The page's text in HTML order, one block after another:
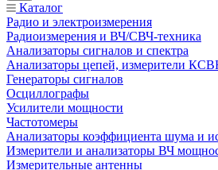
Каталог
Радио и электроизмерения
Радиоизмерения и ВЧ/СВЧ-техника
Анализаторы сигналов и спектра
Анализаторы цепей, измерители
Генераторы сигналов
Осциллографы
Усилители мощности
Частотомеры
Анализаторы коэффициента шума и
Измерители и анализаторы ВЧ
Измерительные антенны